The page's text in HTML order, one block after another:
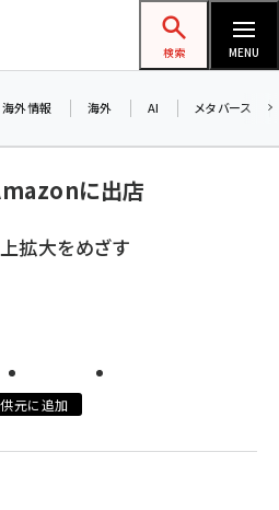
ョップ担当者フォーラム
検索 MENU
海外情報 海外 AI メタバース
に出店
拡大をめざす
元に追加